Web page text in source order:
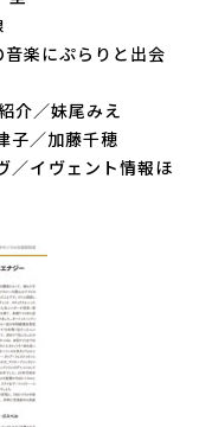
楽にぷらりと出会
介／妹尾みえ
子／加藤千穂
イヴェント情報ほ